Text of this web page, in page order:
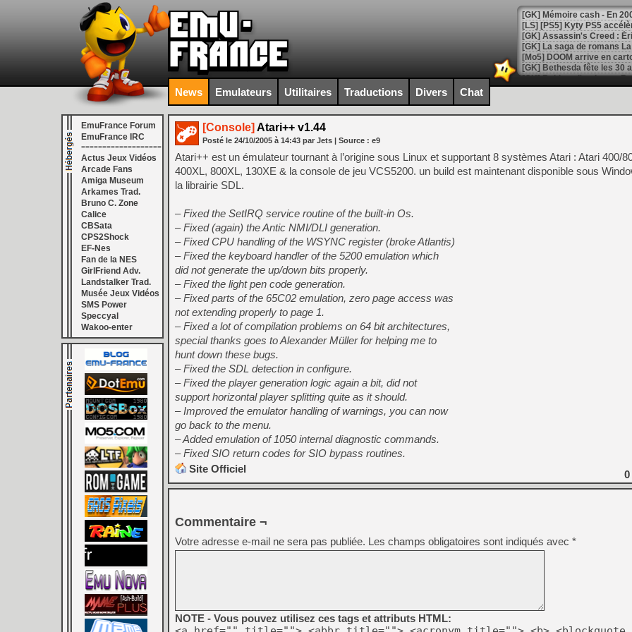
[Mo5] DOOM arrive en
[GK] Bethesda fête les 30
[GK] Roblox : l'action en
[GK] Agenda - GeForce
[LS] [PS5] ps5-y2jb-
[GK] Pourquoi Marvel
[GK] Test : Restory : Chill
[GK] GTA 6 : Rockstar
[GK] Hot Wheels Infinite
[GK] Mémoire cash -
[GK] Résultats Nintendo :
[GK] Déjà des
[Mo5] Brickboy cherche à
[GK] Minecraft et ses «
[GK] Beast of
[GK] Ubisoft : fin de partie
[GK] Mémoire cash -
[GK] Dan Houser (GTA)
[GK] Comment EA Sports
[GK] Crimson Moon : un
[GK] Isle of Reveries : le
[GK] Moonlighter 2 : The
[GK] Capcom relance
[Mo5] Deux inédits du
[GK] Le beat'em up The
[GK] Endless Legend 2 :
[LS] [PS5] Premiers
News Emulateurs Utilitaires Traductions Divers Chat
EmuFrance Forum
EmuFrance IRC
===================
Actus Jeux Vidéos
Arcade Fans
Amiga Museum
Arkames Trad.
Bruno C. Zone
Calice
CBSata
CPS2Shock
EF-Nes
Fan de la NES
GirlFriend Adv.
Landstalker Trad.
Musée Jeux Vidéos
SMS Power
Speccyal
Wakoo-enter
[Console] Atari++ v1.44
Posté le 24/10/2005 à 14:43 par Jets | Source : e9
Atari++ est un émulateur tournant à l’origine sous Linux et supportant 8 systèmes Atari : Atari 400/
400XL, 800XL, 130XE & la console de jeu VCS5200. un build est maintenant disponible sous
la librairie SDL.
– Fixed the SetIRQ service routine of the built-in Os.
– Fixed (again) the Antic NMI/DLI generation.
– Fixed CPU handling of the WSYNC register (broke Atlantis)
– Fixed the keyboard handler of the 5200 emulation which
did not generate the up/down bits properly.
– Fixed the light pen code generation.
– Fixed parts of the 65C02 emulation, zero page access was
not extending properly to page 1.
– Fixed a lot of compilation problems on 64 bit architectures,
special thanks goes to Alexander Müller for helping me to
hunt down these bugs.
– Fixed the SDL detection in configure.
– Fixed the player generation logic again a bit, did not
support horizontal player splitting quite as it should.
– Improved the emulator handling of warnings, you can now
go back to the menu.
– Added emulation of 1050 internal diagnostic commands.
– Fixed SIO return codes for SIO bypass routines.
Site Officiel
0
Commentaire ¬
Votre adresse e-mail ne sera pas publiée. Les champs obligatoires sont indiqués avec *
NOTE - Vous pouvez utilisez ces tags et attributs HTML: